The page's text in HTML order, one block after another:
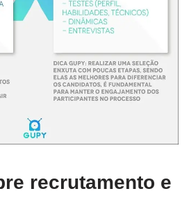
recrutamento e